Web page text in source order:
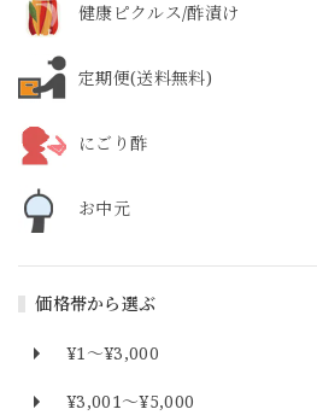
健康ピクルス/酢漬け
定期便(送料無料)
にごり酢
お中元
価格帯から選ぶ
¥1〜¥3,000
¥3,001〜¥5,000